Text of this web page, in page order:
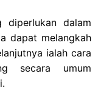
diperlukan dalam
dapat melangkah
ialah cara
secara umum